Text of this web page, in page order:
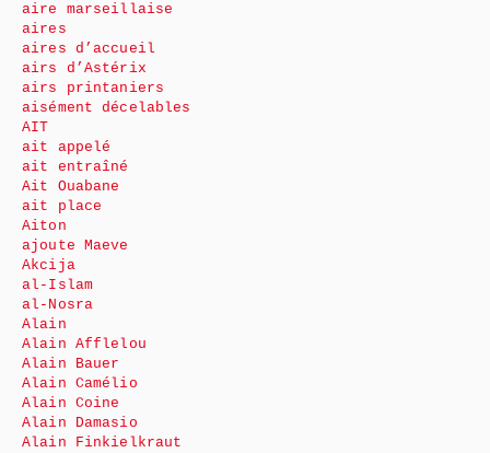
aire marseillaise
aires
aires d’accueil
airs d’Astérix
airs printaniers
aisément décelables
AIT
ait appelé
ait entraîné
Ait Ouabane
ait place
Aiton
ajoute Maeve
Akcija
al-Islam
al-Nosra
Alain
Alain Afflelou
Alain Bauer
Alain Camélio
Alain Coine
Alain Damasio
Alain Finkielkraut